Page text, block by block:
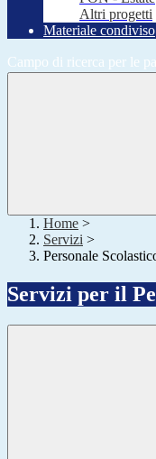
Altri progetti
Materiale condiviso
Campo di ricerca per le
Home >
Servizi >
Personale
Servizi per il